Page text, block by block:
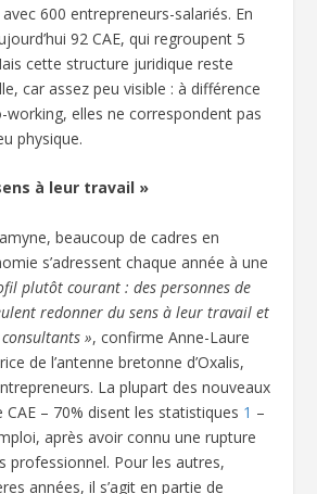
600 entrepreneurs-salariés. En
92 CAE, qui regroupent 5
cette structure juridique reste
car assez peu visible : à différence
working, elles ne correspondent pas
physique.
à leur travail »
beaucoup de cadres en
s’adressent chaque année à une
plutôt courant : des personnes de
redonner du sens à leur travail et
», confirme Anne-Laure
de l’antenne bretonne d’Oxalis,
La plupart des nouveaux
– 70% disent les statistiques 1 –
après avoir connu une rupture
professionnel. Pour les autres,
années, il s’agit en partie de